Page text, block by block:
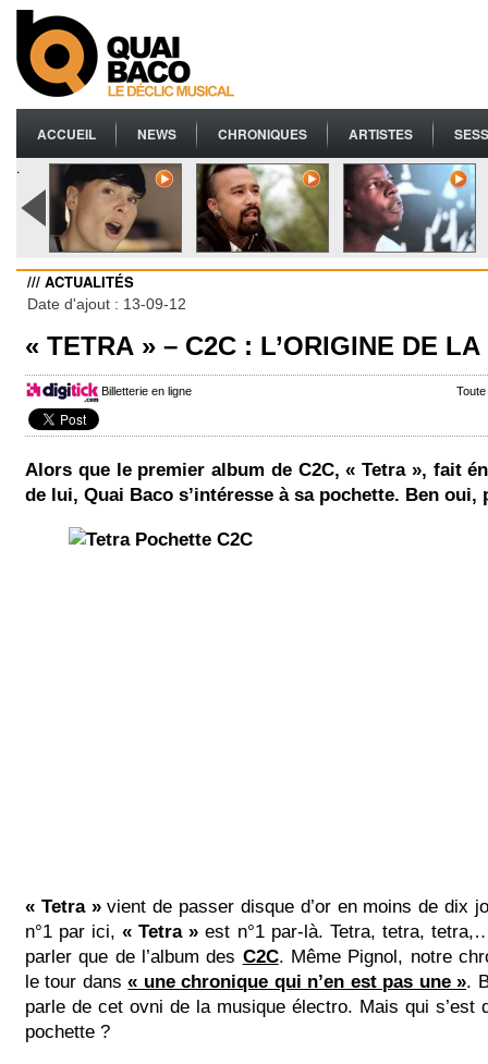
ACCUEIL NEWS CHRONIQUES ARTISTES
.
/// ACTUALITÉS
Date d'ajout : 13-09-12
« TETRA » – C2C : L’ORIGINE DE
Billetterie en ligne
Alors que le premier album de C2C,« Tetra », fait
de lui, Quai Baco s’intéresse à sa pochette. Ben oui,
« Tetra »vient de passer disque d’or en moins de dix
n°1 par ici,« Tetra » est n°1 par-là. Tetra, tetra,
parler que de l’album des C2C. Même Pignol, notre
le tour dans« une chronique qui n’en est pas une ».
parle de cet ovni de la musique électro. Mais qui s’est
pochette ?